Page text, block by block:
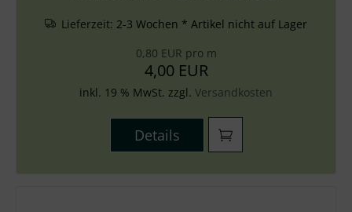
Lieferzeit: 2-3 Wochen * Artikel nicht auf Lager
0,80 EUR pro m
4,00 EUR
inkl. 19 % MwSt. zzgl. Versandkosten
Details